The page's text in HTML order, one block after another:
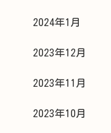
2024年1月
2023年12月
2023年11月
2023年10月